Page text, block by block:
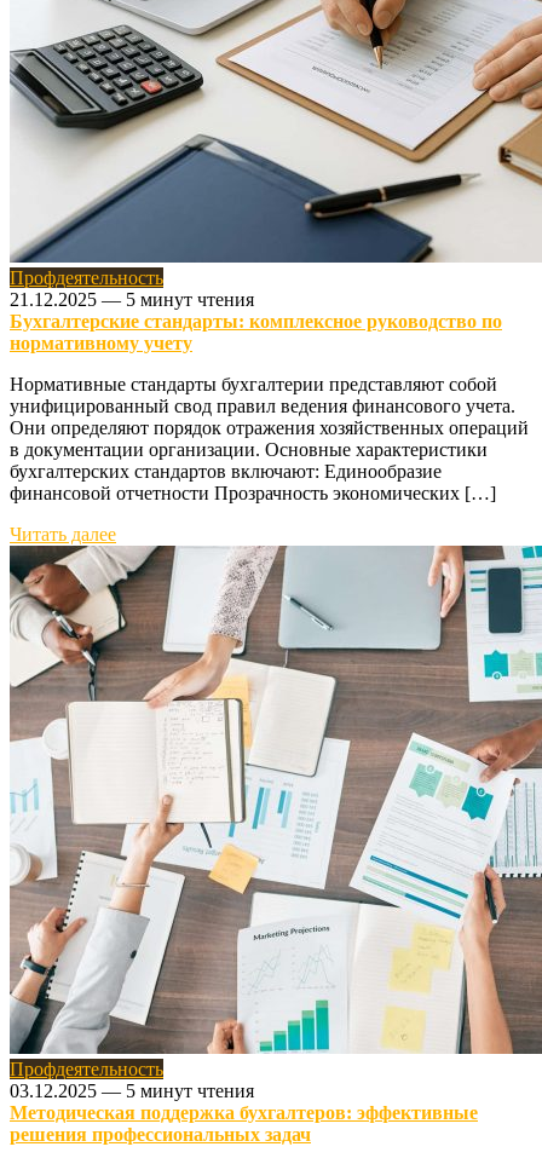
Профдеятельность
21.12.2025 — 5 минут чтения
Бухгалтерские стандарты: комплексное руководство по
нормативному учету
Нормативные стандарты бухгалтерии представляют собой
унифицированный свод правил ведения финансового учета.
Они определяют порядок отражения хозяйственных операций
в документации организации. Основные характеристики
бухгалтерских стандартов включают: Единообразие
финансовой отчетности Прозрачность экономических […]
Читать далее
Профдеятельность
03.12.2025 — 5 минут чтения
Методическая поддержка бухгалтеров: эффективные
решения профессиональных задач